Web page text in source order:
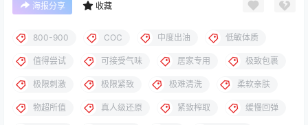
海报分享 收藏
800-900 COC 中度出油 低敏体质
值得尝试 可接受气味 居家专用 极致包裹
极限刺激 极限紧致 极难清洗 柔软亲肤
物超所值 真人级还原 紧致榨取 缓慢回弹